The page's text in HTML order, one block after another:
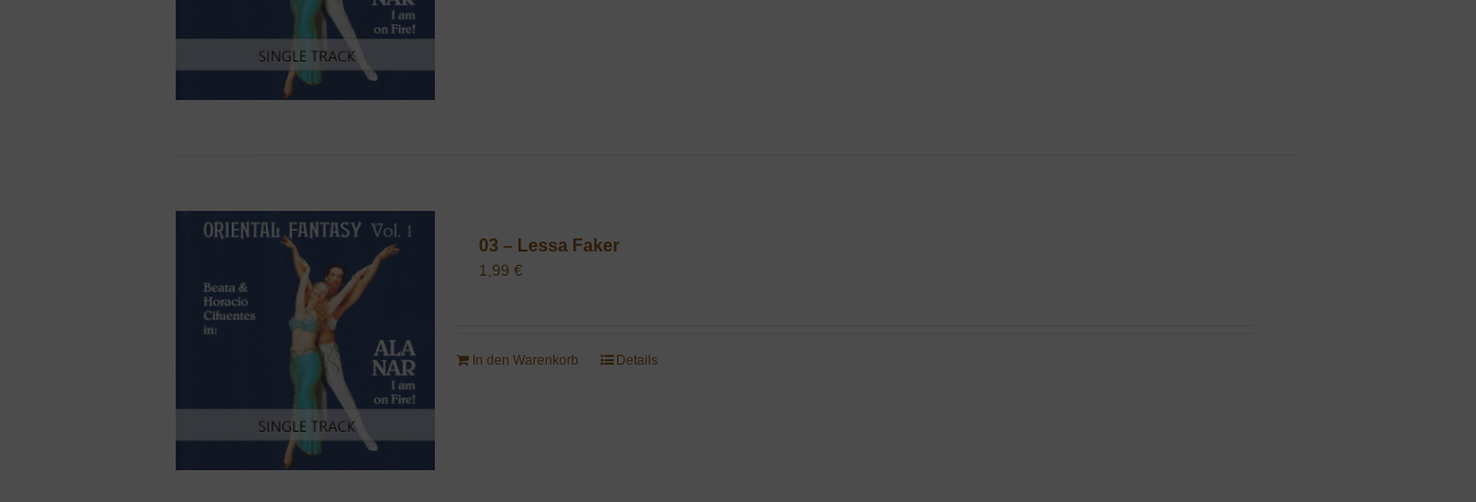
03 – Lessa Faker
1,99 €
In den Warenkorb Details